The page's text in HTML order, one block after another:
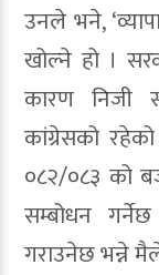
उनले भने,
खोल्ने हो ।
कारण निजी
कांग्रेसको
०८२/०८३ को
सम्बोधन
गराउनेछ भन्ने